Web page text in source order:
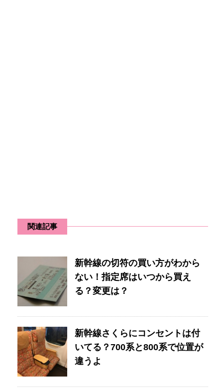
関連記事
新幹線の切符の買い方がわから
ない！指定席はいつから買え
る？変更は？
新幹線さくらにコンセントは付
いてる？700系と800系で位置が
違うよ